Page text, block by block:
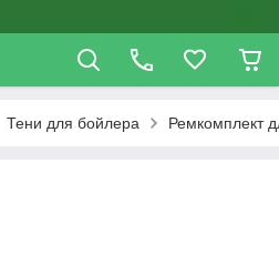
Тени для бойлера Ремкомплект